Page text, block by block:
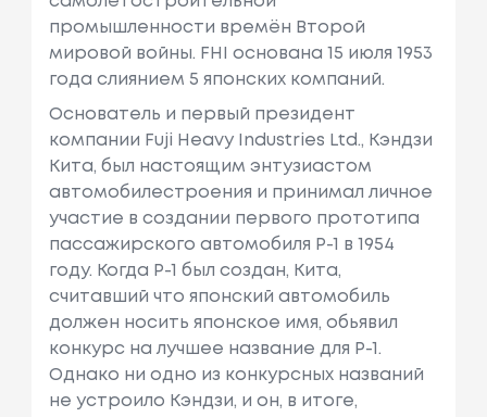
промышленности времён Второй
мировой войны. FHI основана 15 июля 1953
года слиянием 5 японских компаний.
Основатель и первый президент
компании Fuji Heavy Industries Ltd., Кэндзи
Кита, был настоящим энтузиастом
автомобилестроения и принимал личное
участие в создании первого прототипа
пассажирского автомобиля Р-1 в 1954
году. Когда P-1 был создан, Кита,
считавший что японский автомобиль
должен носить японское имя, обьявил
конкурс на лучшее название для P-1.
Однако ни одно из конкурсных названий
не устроило Кэндзи, и он, в итоге,